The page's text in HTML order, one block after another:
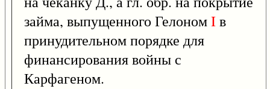
займа, выпущенного ГелономIв
принудительном порядке для
финансирования войны с
Карфагеном.